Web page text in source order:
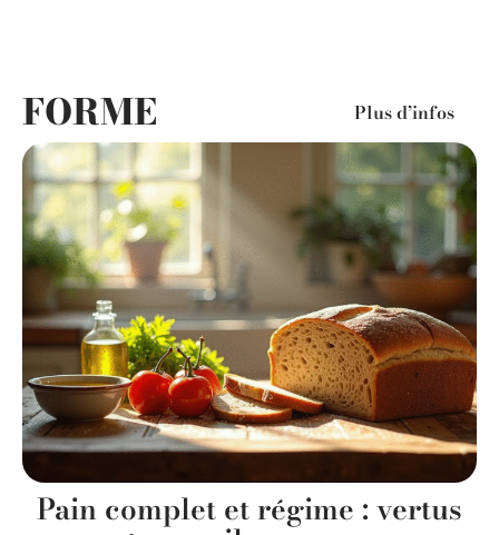
FORME Plus d’infos
Pain complet et régime : vertus